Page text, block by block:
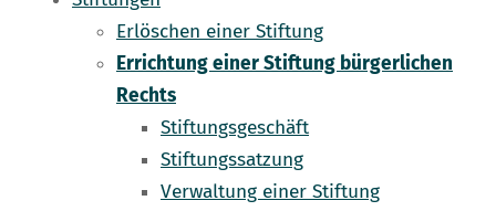
Erlöschen einer Stiftung
Errichtung einer Stiftung bürgerlichen
Rechts
Stiftungsgeschäft
Stiftungssatzung
Verwaltung einer Stiftung